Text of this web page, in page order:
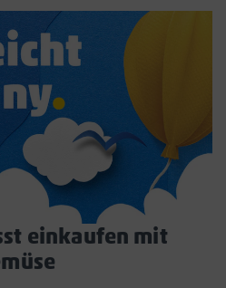
einkaufen mit